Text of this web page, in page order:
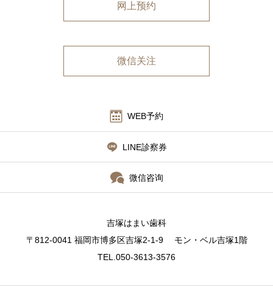
网上预约
微信关注
WEB予約
LINE診察券
微信咨询
吉塚はまい歯科
〒812-0041 福岡市博多区吉塚2-1-9 モン・ベル吉塚1階
TEL.050-3613-3576